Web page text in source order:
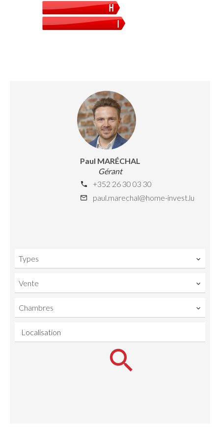
Paul MARÉCHAL
Gérant
+352 26 30 03 30
paul.marechal@home-invest.lu
Types
Vente
Chambres
Localisation